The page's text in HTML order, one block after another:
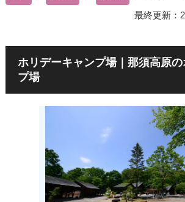
最終更新：
ホリデーキャンプ場｜那須高原
プ場